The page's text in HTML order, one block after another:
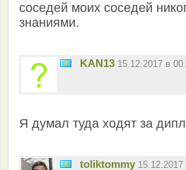
соседей моих соседей
знаниями.
KAN13 15.12.2017 в
Я думал туда ходят за
toliktommy